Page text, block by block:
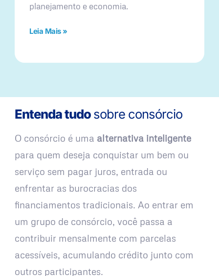
planejamento e economia.
Leia Mais »
Entenda tudosobre consórcio
O consórcio é uma alternativa inteligente
para quem deseja conquistar um bem ou
serviço sem pagar juros, entrada ou
enfrentar as burocracias dos
financiamentos tradicionais. Ao entrar em
um grupo de consórcio, você passa a
contribuir mensalmente com parcelas
acessíveis, acumulando crédito junto com
outros participantes.